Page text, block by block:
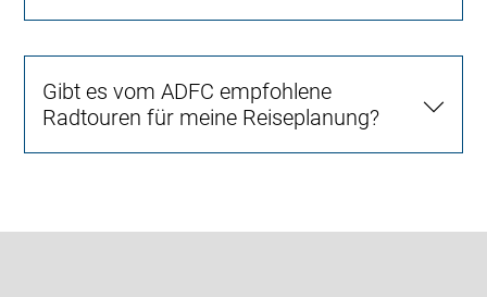
Gibt es vom ADFC empfohlene
Radtouren für meine Reiseplanung?